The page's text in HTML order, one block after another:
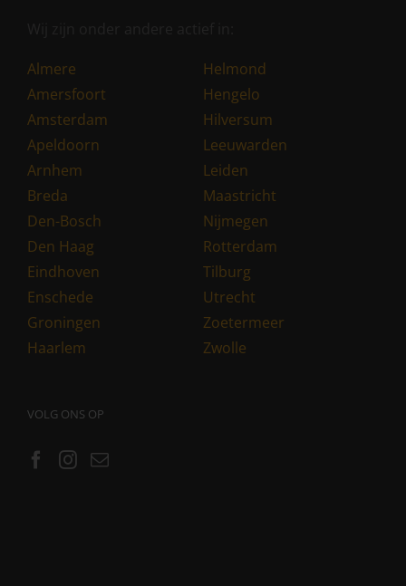
Almere
Amersfoort
Amsterdam
Apeldoorn
Arnhem
Breda
Den-Bosch
Den Haag
Eindhoven
Enschede
Groningen
Haarlem
Helmond
Hengelo
Hilversum
Leeuwarden
Leiden
Maastricht
Nijmegen
Rotterdam
Tilburg
Utrecht
Zoetermeer
Zwolle
VOLG ONS OP